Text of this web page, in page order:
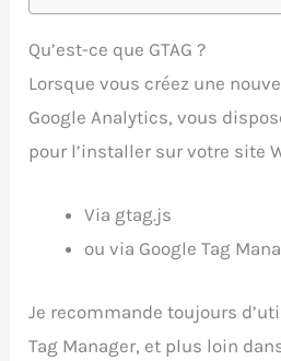
Qu’est-ce que GTAG ?
Lorsque vous créez une
Google Analytics, vous
pour l’installer sur votre site
Via gtag.js
ou via Google Tag
Je recommande toujours
Tag Manager, et plus loin